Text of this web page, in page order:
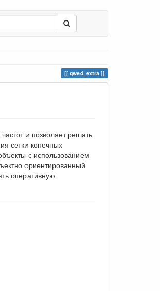
qwed_extra
и позволяет решать
сетки конечных
с использованием
ориентированный
оперативную